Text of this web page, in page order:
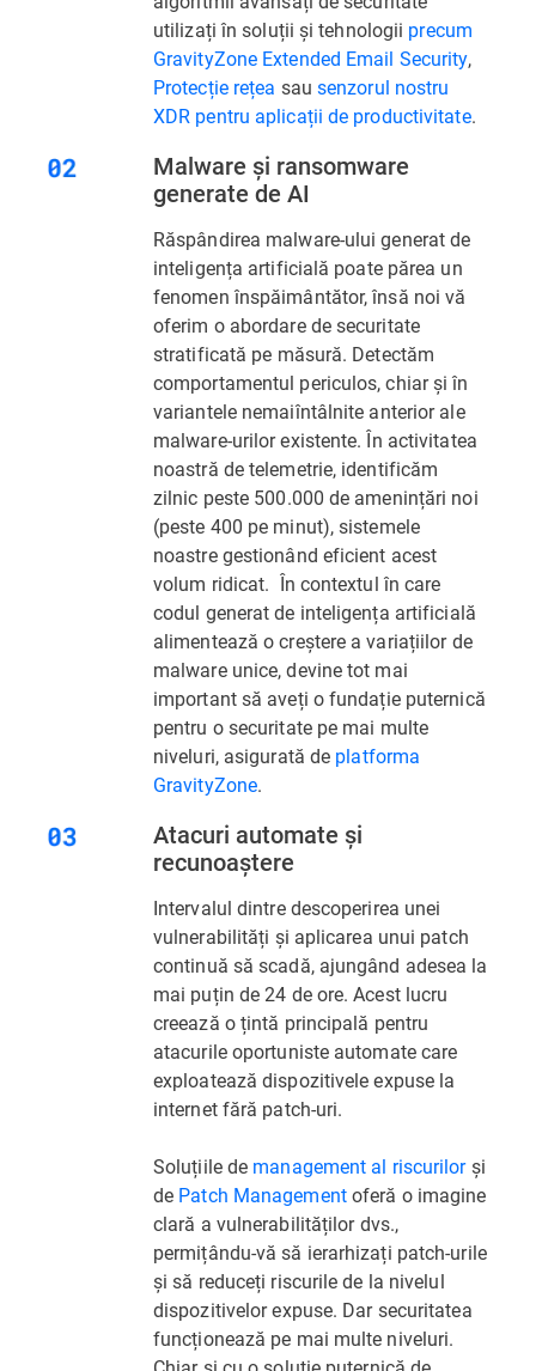
utilizați în soluții și tehnologii precum
GravityZone Extended Email Security,
Protecție rețea sau senzorul nostru
XDR pentru aplicații de productivitate.
Malware și ransomware
generate de AI
Răspândirea malware-ului generat de
inteligența artificială poate părea un
fenomen înspăimântător, însă noi vă
oferim o abordare de securitate
stratificată pe măsură. Detectăm
comportamentul periculos, chiar și în
variantele nemaiîntâlnite anterior ale
malware-urilor existente. În activitatea
noastră de telemetrie, identificăm
zilnic peste 500.000 de amenințări noi
(peste 400 pe minut), sistemele
noastre gestionând eficient acest
volum ridicat. În contextul în care
codul generat de inteligența artificială
alimentează o creștere a variațiilor de
malware unice, devine tot mai
important să aveți o fundație puternică
pentru o securitate pe mai multe
niveluri, asigurată de platforma
GravityZone.
Atacuri automate și
recunoaștere
Intervalul dintre descoperirea unei
vulnerabilități și aplicarea unui patch
continuă să scadă, ajungând adesea la
mai puțin de 24 de ore. Acest lucru
creează o țintă principală pentru
atacurile oportuniste automate care
exploatează dispozitivele expuse la
internet fără patch-uri.
Soluțiile de management al riscurilorși
de Patch Managementoferă o imagine
clară a vulnerabilităților dvs.,
permițându-vă să ierarhizați patch-urile
și să reduceți riscurile de la nivelul
dispozitivelor expuse. Dar securitatea
funcționează pe mai multe niveluri.